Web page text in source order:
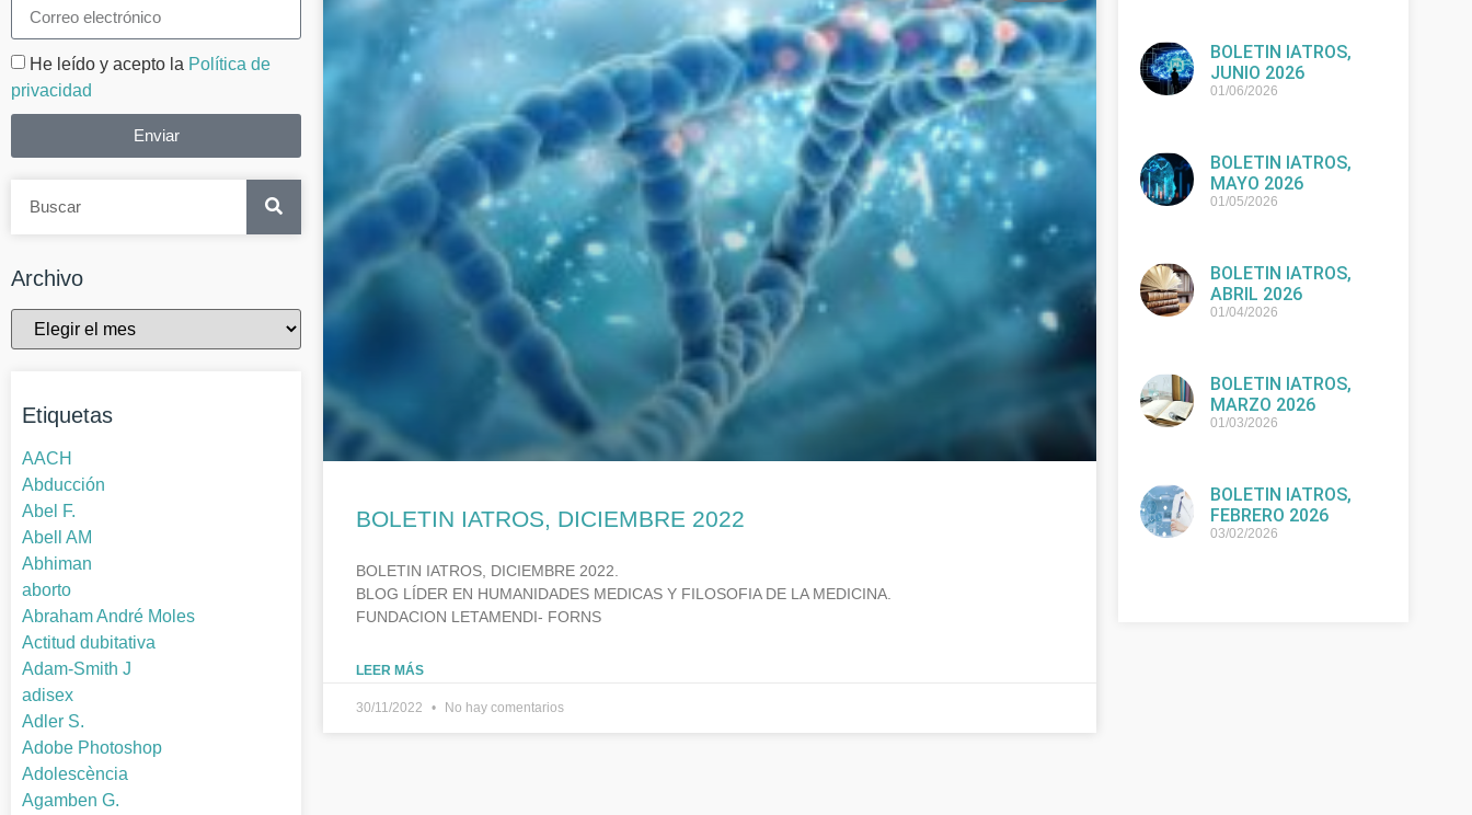
He leído y acepto la Política de
privacidad
Enviar
Archivo
Etiquetas
AACH
Abducción
Abel F.
Abell AM
Abhiman
aborto
Abraham André Moles
Actitud dubitativa
Adam-Smith J
adisex
Adler S.
Adobe Photoshop
Adolescència
Agamben G.
BOLETIN IATROS, DICIEMBRE 2022
BOLETIN IATROS, DICIEMBRE 2022.
BLOG LÍDER EN HUMANIDADES MEDICAS Y FILOSOFIA DE LA MEDICINA.
FUNDACION LETAMENDI- FORNS
LEER MÁS
30/11/2022 No hay comentarios
BOLETIN IATROS,
JUNIO 2026
01/06/2026
BOLETIN IATROS,
MAYO 2026
01/05/2026
BOLETIN IATROS,
ABRIL 2026
01/04/2026
BOLETIN IATROS,
MARZO 2026
01/03/2026
BOLETIN IATROS,
FEBRERO 2026
03/02/2026